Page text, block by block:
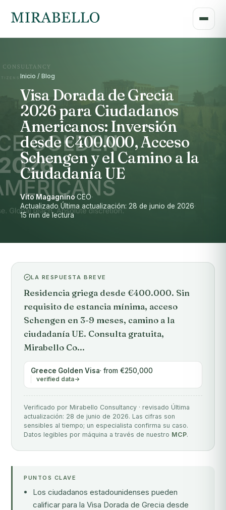
Inicio / Blog
Visa Dorada de Grecia
2026 para Ciudadanos
Americanos: Inversión
desde €400.000, Acceso
Schengen y el Camino a la
Ciudadanía UE
Vito Magagnino·CEO·
Actualizado Última actualización: 28 de junio de 2026·
15 min de lectura
LA RESPUESTA BREVE
Residencia griega desde €400.000. Sin
requisito de estancia mínima, acceso
Schengen en 3-9 meses, camino a la
ciudadanía UE. Consulta gratuita,
Mirabello Co...
Greece Golden Visa· from €250,000
verified data
Verificado por Mirabello Consultancy · revisado Última
actualización: 28 de junio de 2026. Las cifras son
sensibles al tiempo; un especialista confirma su caso.
Datos legibles por máquina a través de nuestro MCP.
PUNTOS CLAVE
Los ciudadanos estadounidenses pueden
calificar para la Visa Dorada de Grecia desde